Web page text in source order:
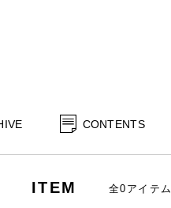
CONTENTS
ITEM 全0アイテム